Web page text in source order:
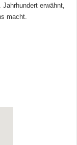
erwähnt,
macht.